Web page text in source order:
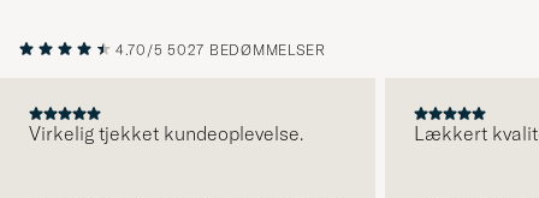
4.70/5 5027 BEDØMMELSER
Virkelig tjekket kundeoplevelse. Lækkert